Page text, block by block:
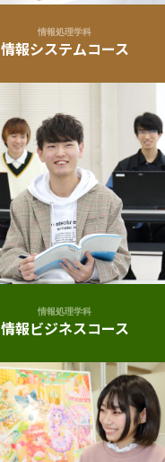
情報処理学科
情報システムコース
情報処理学科
情報ビジネスコース